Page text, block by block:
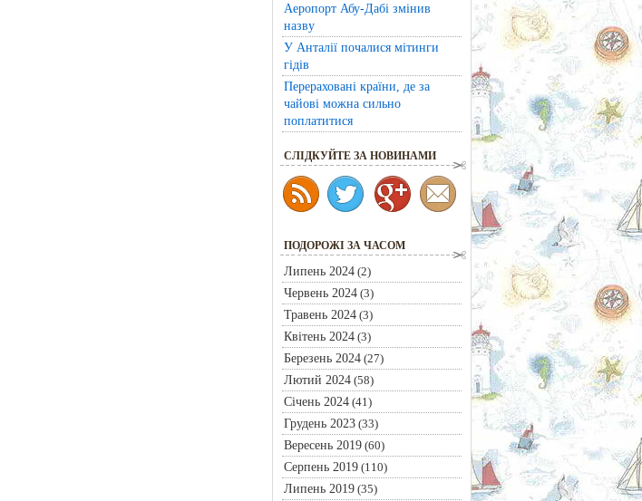
Аеропорт Абу-Дабі змінив
назву
У Анталії почалися мітинги
гідів
Перераховані країни, де за
чайові можна сильно
поплатитися
CЛІДКУЙТЕ ЗА НОВИНАМИ
ПОДОРОЖІ ЗА ЧАСОМ
Липень 2024(2)
Червень 2024(3)
Травень 2024(3)
Квітень 2024(3)
Березень 2024(27)
Лютий 2024(58)
Січень 2024(41)
Грудень 2023(33)
Вересень 2019(60)
Серпень 2019(110)
Липень 2019(35)